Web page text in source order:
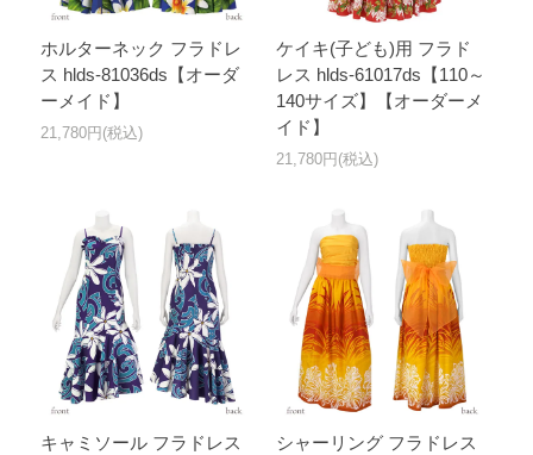
ホルターネック フラドレ
ス hlds-81036ds【オーダ
ーメイド】
21,780円(税込)
ケイキ(子ども)用 フラド
レス hlds-61017ds【110～
140サイズ】【オーダーメ
イド】
21,780円(税込)
キャミソール フラドレス
シャーリング フラドレス